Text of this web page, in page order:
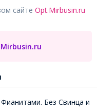
сайте Opt.Mirbusin.ru
Без Свинца и